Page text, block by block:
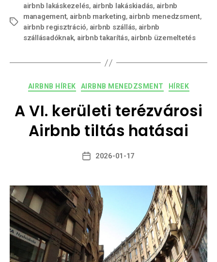
airbnb lakáskezelés, airbnb lakáskiadás, airbnb
management, airbnb marketing,airbnb menedzsment,
airbnb regisztráció, airbnb szállás, airbnb
szállásadóknak, airbnb takarítás,airbnb üzemeltetés
AIRBNB HÍREK AIRBNB MENEDZSMENT HÍREK
A VI. kerületi terézvárosi
Airbnb tiltás hatásai
2026-01-17